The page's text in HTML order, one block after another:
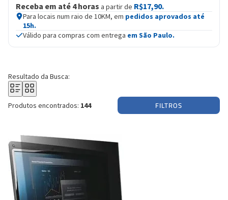
Receba em até 4 horas a partir de R$17,90.
Para locais num raio de 10KM, em pedidos aprovados até
15h.
Válido para compras com entrega em São Paulo.
Resultado da Busca:
Produtos encontrados: 144 FILTROS